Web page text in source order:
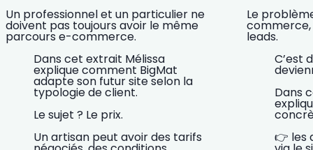
Un professionnel et un particulier ne
doivent pas toujours avoir le même
parcours e-commerce.
Dans cet extrait Mélissa
explique comment BigMat
adapte son futur site selon la
typologie de client.
Le sujet ? Le prix.
Un artisan peut avoir des tarifs
Le
commerce,
leads.
C’est
Dans
👉 les